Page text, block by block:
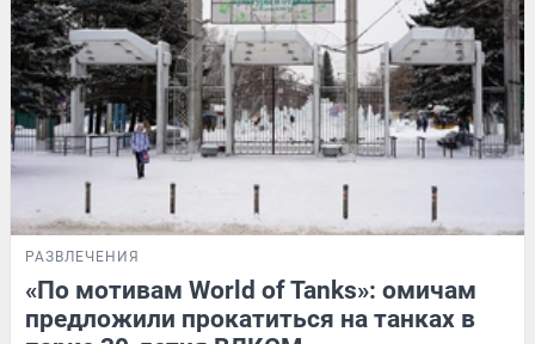
РАЗВЛЕЧЕНИЯ
«По мотивам World of Tanks»: омичам
предложили прокатиться на танках в